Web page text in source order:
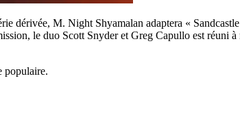
dérivée, M. Night Shyamalan adaptera «
le duo Scott Snyder et Greg Capullo est réuni
populaire.